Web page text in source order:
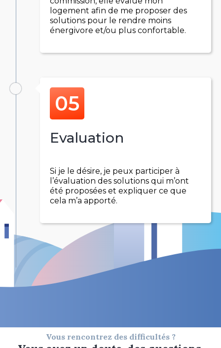
logement afin de me proposer des
solutions pour le rendre moins
énergivore et/ou plus confortable.
Evaluation
Si je le désire, je peux participer à
l’évaluation des solutions qui m’ont
été proposées et expliquer ce que
cela m’a apporté.
Vous rencontrez des difficultés ?